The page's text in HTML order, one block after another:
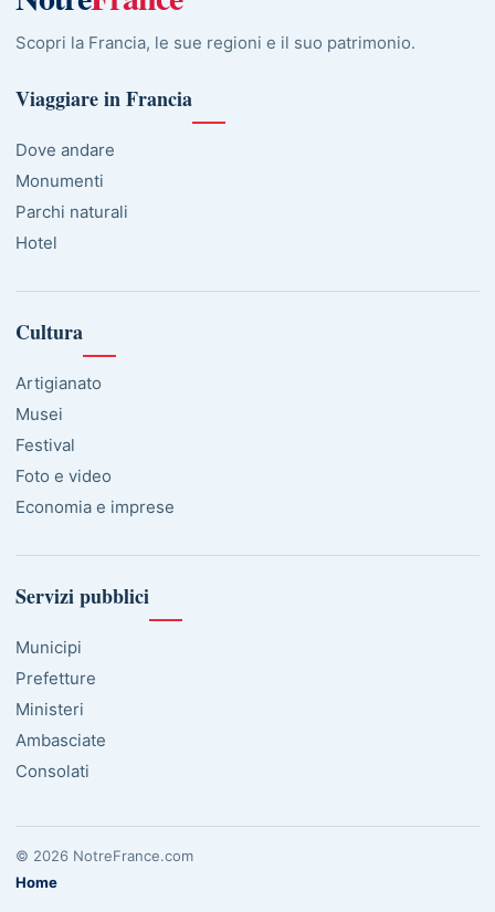
Scopri la Francia, le sue regioni e il suo patrimonio.
Viaggiare in Francia
Dove andare
Monumenti
Parchi naturali
Hotel
Cultura
Artigianato
Musei
Festival
Foto e video
Economia e imprese
Servizi pubblici
Municipi
Prefetture
Ministeri
Ambasciate
Consolati
© 2026 NotreFrance.com
Home